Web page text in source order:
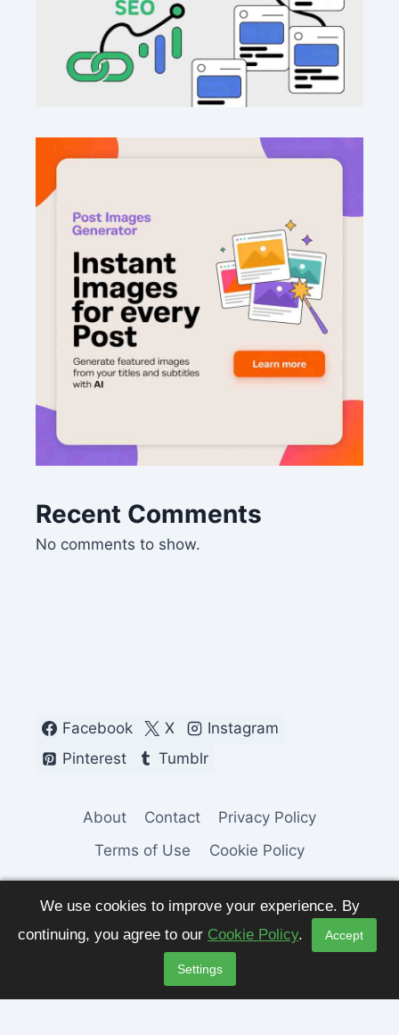
We use cookies to improve your experience. By
continuing, you agree to our Cookie Policy. Accept
Settings
Recent Comments
No comments to show.
Facebook X
Instagram
Pinterest
Tumblr
About Contact
Privacy Policy
Terms of Use
Cookie Policy
© 2026 Fashion Pulse Trends. All Rights
Reserved.